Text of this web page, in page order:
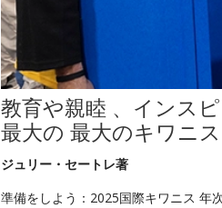
教育や親睦 、インス
最大の 最大のキワニス
ジュリー・セートレ著
準備をしよう：2025国際キワニス 年